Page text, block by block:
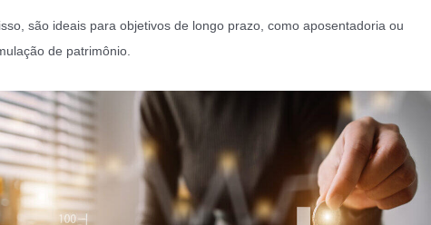
são ideais para objetivos de longo prazo, como aposentadoria ou
de patrimônio.